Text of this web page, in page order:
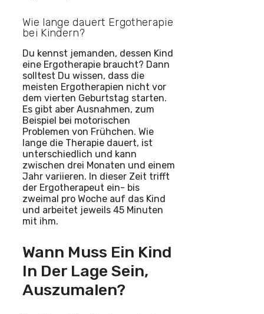
Wie lange dauert Ergotherapie
bei Kindern?
Du kennst jemanden, dessen Kind
eine Ergotherapie braucht? Dann
solltest Du wissen, dass die
meisten Ergotherapien nicht vor
dem vierten Geburtstag starten.
Es gibt aber Ausnahmen, zum
Beispiel bei motorischen
Problemen von Frühchen. Wie
lange die Therapie dauert, ist
unterschiedlich und kann
zwischen drei Monaten und einem
Jahr variieren. In dieser Zeit trifft
der Ergotherapeut ein- bis
zweimal pro Woche auf das Kind
und arbeitet jeweils 45 Minuten
mit ihm.
Wann Muss Ein Kind
In Der Lage Sein,
Auszumalen?